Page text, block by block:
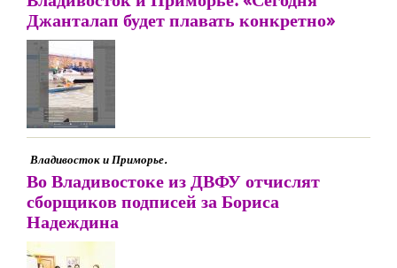
Джанталап будет плавать конкретно»
Владивосток и Приморье.
Во Владивостоке из ДВФУ отчислят
сборщиков подписей за Бориса
Надеждина